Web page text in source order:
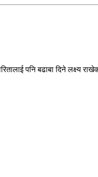
पनि बढाबा दिने लक्ष्य